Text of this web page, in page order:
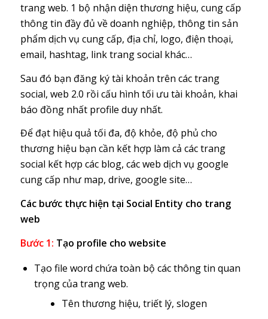
trang web. 1 bộ nhận diện thương hiệu, cung cấp
thông tin đầy đủ về doanh nghiệp, thông tin sản
phẩm dịch vụ cung cấp, địa chỉ, logo, điện thoại,
email, hashtag, link trang social khác…
Sau đó bạn đăng ký tài khoản trên các trang
social, web 2.0 rồi cấu hình tối ưu tài khoản, khai
báo đồng nhất profile duy nhất.
Để đạt hiệu quả tối đa, độ khỏe, độ phủ cho
thương hiệu bạn cần kết hợp làm cả các trang
social kết hợp các blog, các web dịch vụ google
cung cấp như map, drive, google site…
Các bước thực hiện tại Social Entity cho trang
web
Bước 1: Tạo profile cho website
Tạo file word chứa toàn bộ các thông tin quan
trọng của trang web.
Tên thương hiệu, triết lý, slogen